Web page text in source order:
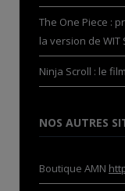
The One Piece :
la version de WIT
Ninja Scroll : le
NOS AUTRES
Boutique AMN